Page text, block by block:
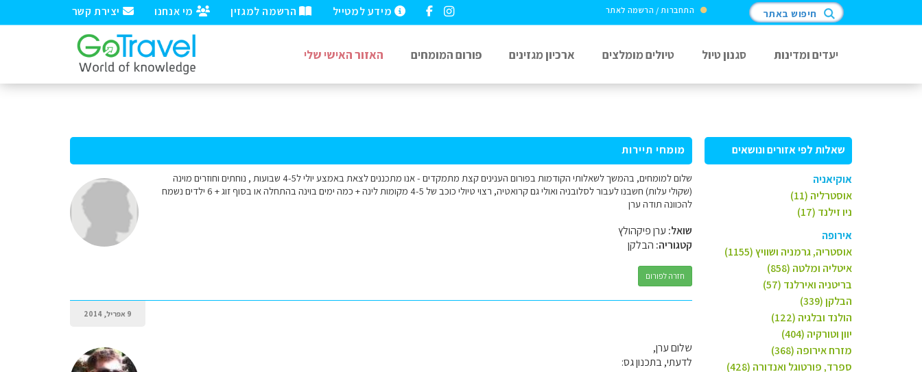
יצירת קשר מי אנחנו הרשמה למגזין מידע למטייל התחברות / הרשמה לאתר חיפוש באתר
יעדים ומדינות סגנון טיול טיולים מומלצים ארכיון מגזינים פורום המומחים האזור האישי שלי
שאלות לפי אזורים ונושאים
אוקיאניה
אוסטרליה (11)
ניו זילנד (17)
אירופה
אוסטריה, גרמניה ושוויץ (1155)
איטליה ומלטה (858)
בריטניה ואירלנד (57)
הבלקן (339)
הולנד ובלגיה (122)
יוון וטורקיה (404)
מזרח אירופה (368)
ספרד, פורטוגל ואנדורה (428)
מומחי תיירות
שלום למומחים, בהמשך לשאלותי הקודמות בפורום הענינים קצת מתמקדים - אנו מתכננים לצאת באמצע יולי ל4-5 שבועות , נוחתים וחוזרים מוינה
(שקולי עלות) חשבנו לעבור לסלובניה ואולי גם קרואטיה, רצוי טיולי כוכב של 4-5 מקומות לינה + כמה ימים בוינה בהתחלה או בסוף זוג + 6 ילדים נשמח
להכוונה תודה ערן
שואל: ערן פיקהולץ
קטגוריה: הבלקן
חזרה לפורום
9 אפריל, 2014
שלום ערן,
לדעתי, בתכנון גס: